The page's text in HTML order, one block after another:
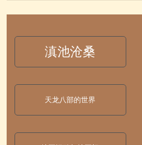
滇池沧桑
天龙八部的世界